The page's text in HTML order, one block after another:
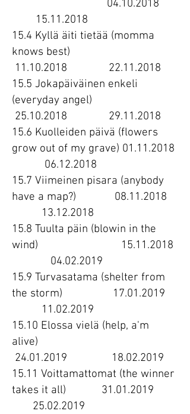
04.10.2018
15.11.2018
15.4 Kyllä äiti tietää (momma
knows best)
11.10.2018
22.11.2018
15.5 Jokapäiväinen enkeli
(everyday angel)
25.10.2018
29.11.2018
15.6 Kuolleiden päivä (flowers
grow out of my grave) 01.11.2018
06.12.2018
15.7 Viimeinen pisara (anybody
have a map?) 08.11.2018
13.12.2018
15.8 Tuulta päin (blowin in the
wind) 15.11.2018
04.02.2019
15.9 Turvasatama (shelter from
the storm) 17.01.2019
11.02.2019
15.10 Elossa vielä (help, a'm
alive)
24.01.2019
18.02.2019
15.11 Voittamattomat (the winner
takes it all) 31.01.2019
25.02.2019